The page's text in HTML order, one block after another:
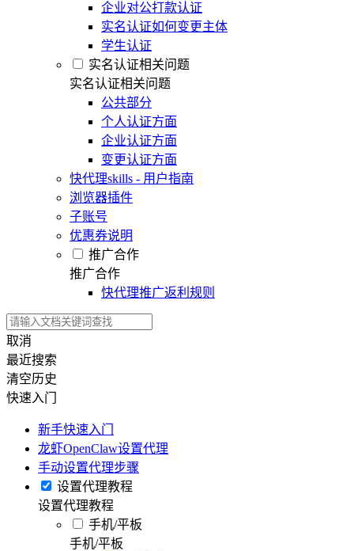
企业对公打款认证
实名认证如何变更主体
学生认证
实名认证相关问题
实名认证相关问题
公共部分
个人认证方面
企业认证方面
变更认证方面
快代理skills - 用户指南
浏览器插件
子账号
优惠券说明
推广合作
推广合作
快代理推广返利规则
取消
最近搜索
清空历史
快速入门
新手快速入门
龙虾OpenClaw设置代理
手动设置代理步骤
设置代理教程
设置代理教程
手机/平板
手机/平板